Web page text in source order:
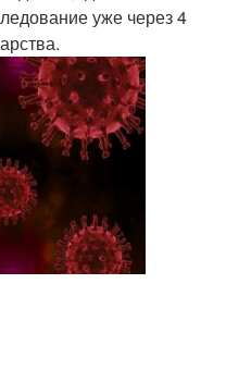
уже через 4